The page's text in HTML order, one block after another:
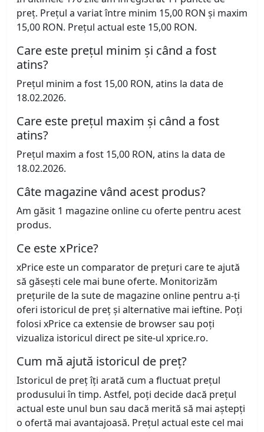
preț. Prețul a variat între minim 15,00 RON și maxim
15,00 RON. Prețul actual este 15,00 RON.
Care este prețul minim și când a fost
atins?
Prețul minim a fost 15,00 RON, atins la data de
18.02.2026.
Care este prețul maxim și când a fost
atins?
Prețul maxim a fost 15,00 RON, atins la data de
18.02.2026.
Câte magazine vând acest produs?
Am găsit 1 magazine online cu oferte pentru acest
produs.
Ce este xPrice?
xPrice este un comparator de prețuri care te ajută
să găsești cele mai bune oferte. Monitorizăm
prețurile de la sute de magazine online pentru a-ți
oferi istoricul de preț și alternative mai ieftine. Poți
folosi xPrice ca extensie de browser sau poți
vizualiza istoricul direct pe site-ul xprice.ro.
Cum mă ajută istoricul de preț?
Istoricul de preț îți arată cum a fluctuat prețul
produsului în timp. Astfel, poți decide dacă prețul
actual este unul bun sau dacă merită să mai aștepți
o ofertă mai avantajoasă. Prețul actual este cel mai